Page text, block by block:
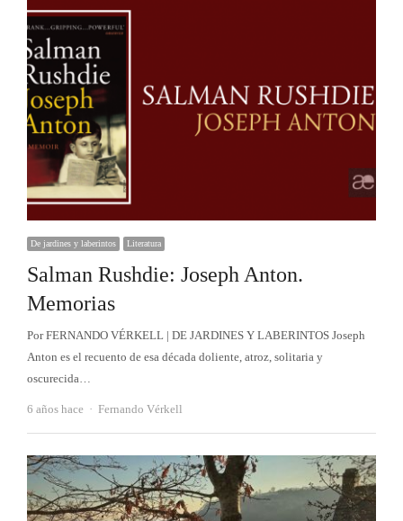
De jardines y laberintos Literatura
Salman Rushdie: Joseph Anton.
Memorias
Por FERNANDO VÉRKELL | DE JARDINES Y LABERINTOS Joseph
Anton es el recuento de esa década doliente, atroz, solitaria y
oscurecida…
6 años hace Autor
Fernando Vérkell